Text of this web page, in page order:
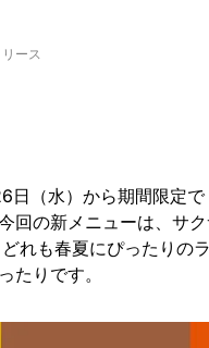
ース
日（水）から期間限定
回の新メニューは、サ
れも春夏にぴったりの
たりです。​